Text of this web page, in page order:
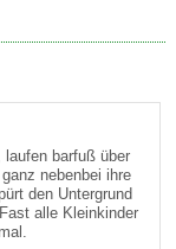
barfuß über
nebenbei ihre
den Untergrund
alle Kleinkinder